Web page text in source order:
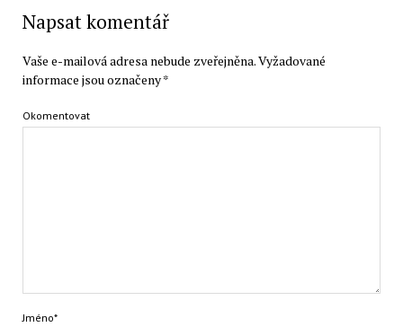
Napsat komentář
Vaše e-mailová adresa nebude zveřejněna.Vyžadované
informace jsou označeny*
Okomentovat
Jméno*